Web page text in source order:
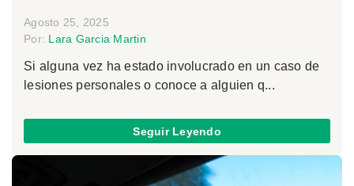
Agosto 25, 2025
Por: Lara Garcia Martin
Si alguna vez ha estado involucrado en un caso de
lesiones personales o conoce a alguien q...
Seguir Leyendo